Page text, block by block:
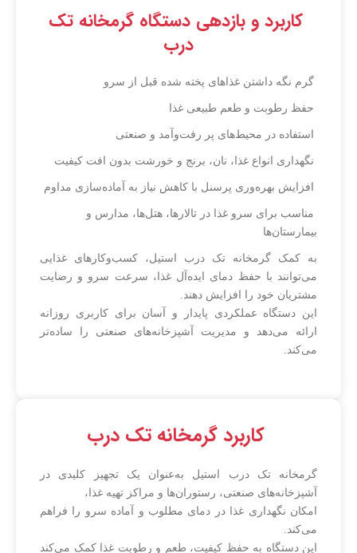
کاربرد و بازدهی دستگاه گرمخانه تک
درب
گرم نگه داشتن غذاهای پخته شده قبل از سرو
حفظ رطوبت و طعم طبیعی غذا
استفاده در محیط‌های پر رفت‌وآمد و صنعتی
نگهداری انواع غذا، نان، برنج و خورشت بدون افت کیفیت
افزایش بهره‌وری پرسنل با کاهش نیاز به آماده‌سازی مداوم
مناسب برای سرو غذا در تالارها، هتل‌ها، مدارس و
بیمارستان‌ها
به کمک گرمخانه تک درب استیل، کسب‌وکارهای غذایی
می‌توانند با حفظ دمای ایده‌آل غذا، سرعت سرو و رضایت
مشتریان خود را افزایش دهند.
این دستگاه عملکردی پایدار و آسان برای کاربری روزانه
ارائه می‌دهد و مدیریت آشپزخانه‌های صنعتی را ساده‌تر
می‌کند.
کاربرد گرمخانه تک درب
گرمخانه تک درب استیل به‌عنوان یک تجهیز کلیدی در
آشپزخانه‌های صنعتی، رستوران‌ها و مراکز تهیه غذا،
امکان نگهداری غذا در دمای مطلوب و آماده سرو را فراهم
می‌کند.
این دستگاه به حفظ کیفیت، طعم و رطوبت غذا کمک می‌کند